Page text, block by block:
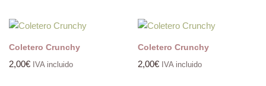
Coletero Crunchy
2,00€ IVA incluido
Coletero Crunchy
2,00€ IVA incluido